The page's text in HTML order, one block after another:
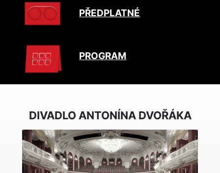
PŘEDPLATNÉ
PROGRAM
DIVADLO ANTONÍNA DVOŘÁKA